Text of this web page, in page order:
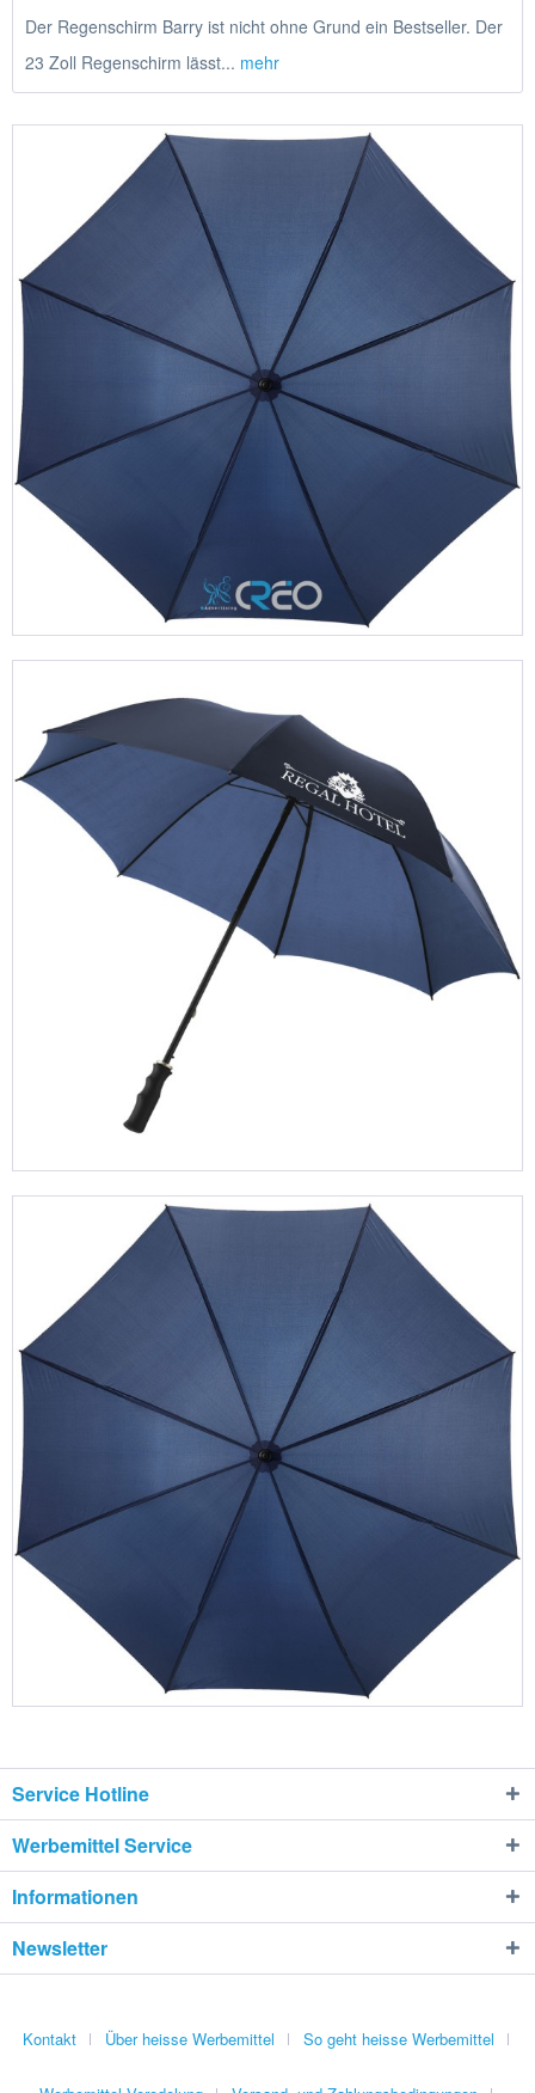
Der Regenschirm Barry ist nicht ohne Grund ein Bestseller. Der
23 Zoll Regenschirm lässt... mehr
Service Hotline
Werbemittel Service
Informationen
Newsletter
Kontakt Über heisse Werbemittel So geht heisse Werbemittel